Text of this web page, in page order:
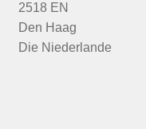
2518 EN
Den Haag
Die Niederlande